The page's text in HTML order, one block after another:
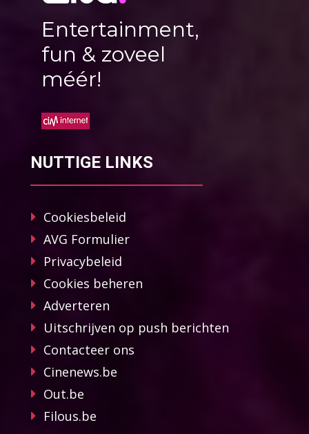
Entertainment,
fun & zoveel
méér!
NUTTIGE LINKS
Cookiesbeleid
AVG Formulier
Privacybeleid
Cookies beheren
Adverteren
Uitschrijven op push berichten
Contacteer ons
Cinenews.be
Out.be
Filous.be